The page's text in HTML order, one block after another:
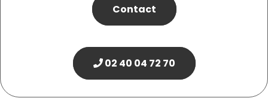
Contact
02 40 04 72 70